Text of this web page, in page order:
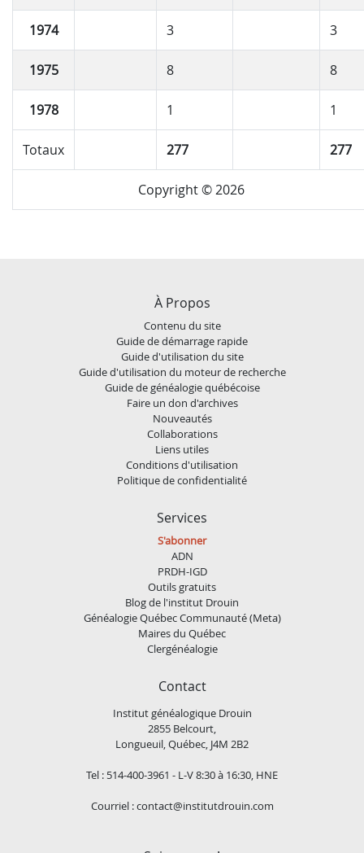
1974 3 3
1975 8 8
1978 1 1
Totaux 277 277
Copyright © 2026
À Propos
Contenu du site
Guide de démarrage rapide
Guide d'utilisation du site
Guide d'utilisation du moteur de recherche
Guide de généalogie québécoise
Faire un don d'archives
Nouveautés
Collaborations
Liens utiles
Conditions d'utilisation
Politique de confidentialité
Services
S'abonner
ADN
PRDH-IGD
Outils gratuits
Blog de l'institut Drouin
Généalogie Québec Communauté (Meta)
Maires du Québec
Clergénéalogie
Contact
Institut généalogique Drouin
2855 Belcourt,
Longueuil, Québec, J4M 2B2
Tel : 514-400-3961 - L-V 8:30 à 16:30, HNE
Courriel :contact@institutdrouin.com